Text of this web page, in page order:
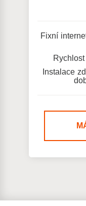
Fixní
Instalace